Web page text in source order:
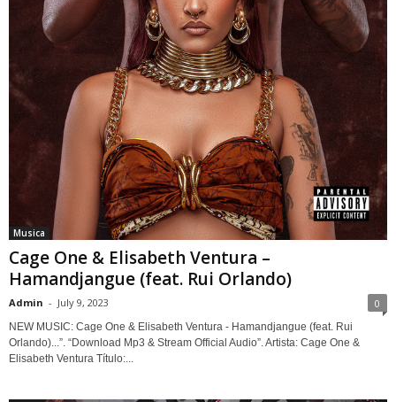
Musica
Cage One & Elisabeth Ventura –
Hamandjangue (feat. Rui Orlando)
Admin - July 9, 2023 0
NEW MUSIC: Cage One & Elisabeth Ventura - Hamandjangue (feat. Rui
Orlando)...”. “Download Mp3 & Stream Official Audio”. Artista: Cage One &
Elisabeth Ventura Título:...